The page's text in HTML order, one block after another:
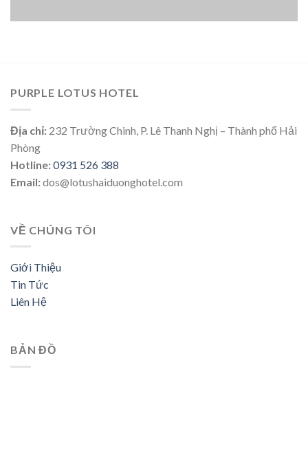
PURPLE LOTUS HOTEL
Địa chỉ: 232 Trường Chinh, P. Lê Thanh Nghị – Thành phố Hải
Phòng
Hotline:0931 526 388
Email:dos@lotushaiduonghotel.com
VỀ CHÚNG TÔI
Giới Thiệu
Tin Tức
Liên Hệ
BẢN ĐỒ